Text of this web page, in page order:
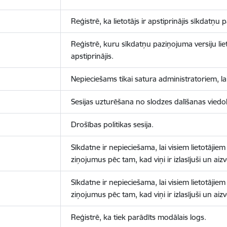
Reģistrē, ka lietotājs ir apstiprinājis sīkdatņu
Reģistrē, kuru sīkdatņu paziņojuma versiju
apstiprinājis.
Nepieciešams tikai satura administratoriem,
Sesijas uzturēšana no slodzes dalīšanas
Drošības politikas sesija.
Sīkdatne ir nepieciešama, lai visiem
ziņojumus pēc tam, kad viņi ir izlasījuši un
Sīkdatne ir nepieciešama, lai visiem
ziņojumus pēc tam, kad viņi ir izlasījuši un
Reģistrē, ka tiek parādīts modālais logs.